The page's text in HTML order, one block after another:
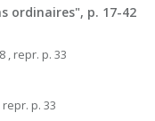
ordinaires", p. 17-42
, repr. p. 33
repr. p. 33